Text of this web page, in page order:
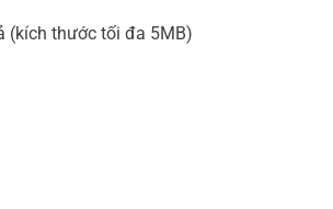
(kích thước tối đa 5MB)